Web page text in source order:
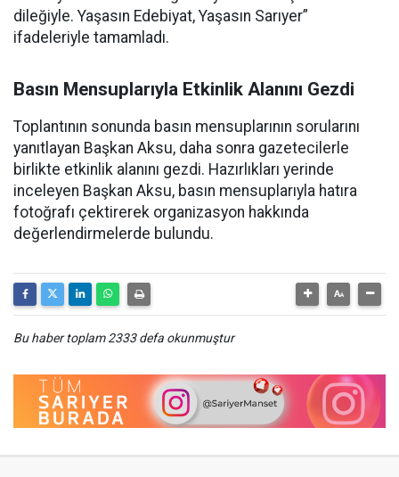
dileğiyle. Yaşasın Edebiyat, Yaşasın Sarıyer”
ifadeleriyle tamamladı.
Basın Mensuplarıyla Etkinlik Alanını Gezdi
Toplantının sonunda basın mensuplarının sorularını
yanıtlayan Başkan Aksu, daha sonra gazetecilerle
birlikte etkinlik alanını gezdi. Hazırlıkları yerinde
inceleyen Başkan Aksu, basın mensuplarıyla hatıra
fotoğrafı çektirerek organizasyon hakkında
değerlendirmelerde bulundu.
Bu haber toplam 2333 defa okunmuştur